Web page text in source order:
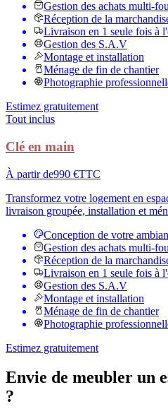
Gestion des achats multi-
Réception de la
Livraison en 1 seule fois à
Gestion des S.A.V
Montage et installation
Ménage de fin de chantier
Photographie
Estimez gratuitement
Tout inclus
Clé en main
À partir de990 €TTC
Transformez votre logement en
livraison groupée, installation et
Conception de votre
Gestion des achats multi-
Réception de la
Livraison en 1 seule fois à
Gestion des S.A.V
Montage et installation
Ménage de fin de chantier
Photographie
Estimez gratuitement
Envie de meubler un
?